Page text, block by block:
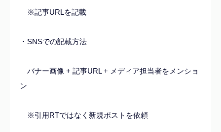
※記事URLを記載
・SNSでの記載方法
バナー画像 + 記事URL + メディア担当者をメンショ
ン
※引用RTではなく新規ポストを依頼